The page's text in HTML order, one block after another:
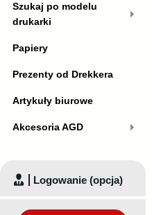
Szukaj po modelu
drukarki
Papiery
Prezenty od Drekkera
Artykuły biurowe
Akcesoria AGD
Logowanie (opcja)